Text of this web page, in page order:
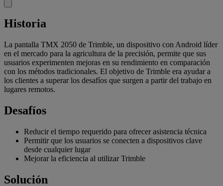
Historia
La pantalla TMX 2050 de Trimble, un dispositivo con Android líder
en el mercado para la agricultura de la precisión, permite que sus
usuarios experimenten mejoras en su rendimiento en comparación
con los métodos tradicionales. El objetivo de Trimble era ayudar a
los clientes a superar los desafíos que surgen a partir del trabajo en
lugares remotos.
Desafíos
Reducir el tiempo requerido para ofrecer asistencia técnica
Permitir que los usuarios se conecten a dispositivos clave
desde cualquier lugar
Mejorar la eficiencia al utilizar Trimble
Solución